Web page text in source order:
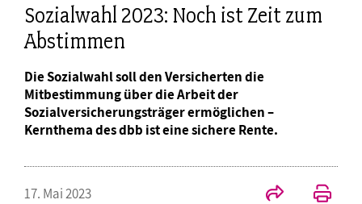
Sozialwahl 2023: Noch ist Zeit zum
Abstimmen
Die Sozialwahl soll den Versicherten die
Mitbestimmung über die Arbeit der
Sozialversicherungsträger ermöglichen –
Kernthema des dbb ist eine sichere Rente.
17. Mai 2023